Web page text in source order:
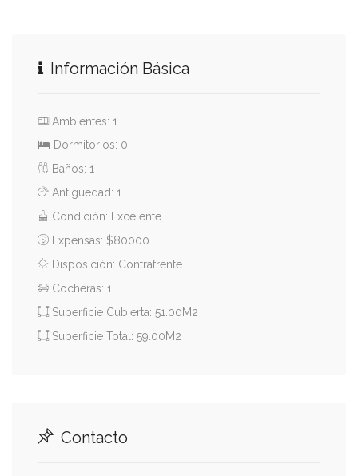
Información Básica
Ambientes: 1
Dormitorios: 0
Baños: 1
Antigüedad: 1
Condición: Excelente
Expensas: $80000
Disposición: Contrafrente
Cocheras: 1
Superficie Cubierta: 51.00M2
Superficie Total: 59.00M2
Contacto